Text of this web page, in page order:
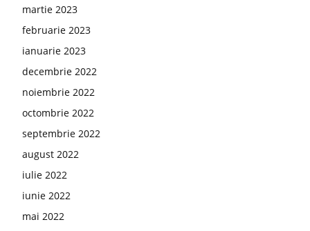
martie 2023
februarie 2023
ianuarie 2023
decembrie 2022
noiembrie 2022
octombrie 2022
septembrie 2022
august 2022
iulie 2022
iunie 2022
mai 2022